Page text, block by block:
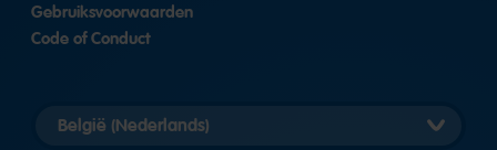
Gebruiksvoorwaarden
Code of Conduct
Landversie
selecteren